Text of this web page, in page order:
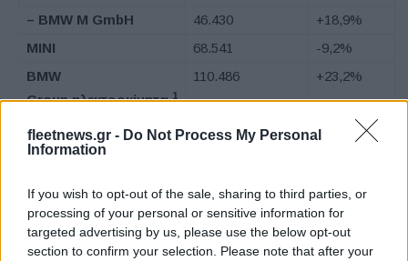
fleetnews.gr - Do Not Process My Personal
Information
If you wish to opt-out of the sale, sharing to third parties, or
processing of your personal or sensitive information for
targeted advertising by us, please use the below opt-out
section to confirm your selection. Please note that after your
– BMW M GmbH
46.430
+18,9%
MINI
68.541
-9,2%
BMW
Groupηλεκτροκίνητα 1
110.486 +23,2%
BMW Group BEV
+83,2%
Rolls-Royce
BEV και PHEV